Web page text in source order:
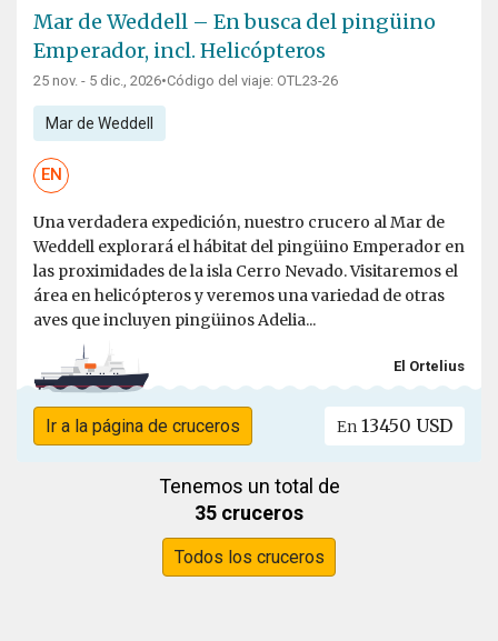
Mar de Weddell – En busca del pingüino
Emperador, incl. Helicópteros
25 nov. - 5 dic., 2026•Código del viaje: OTL23-26
Mar de Weddell
EN
Una verdadera expedición, nuestro crucero al Mar de
Weddell explorará el hábitat del pingüino Emperador en
las proximidades de la isla Cerro Nevado. Visitaremos el
área en helicópteros y veremos una variedad de otras
aves que incluyen pingüinos Adelia...
El Ortelius
Ir a la página de cruceros En 13450 USD
Tenemos un total de
35 cruceros
Todos los cruceros